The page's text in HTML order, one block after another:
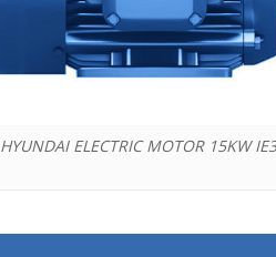
HYUNDAI ELECTRIC MOTOR 15KW IE3